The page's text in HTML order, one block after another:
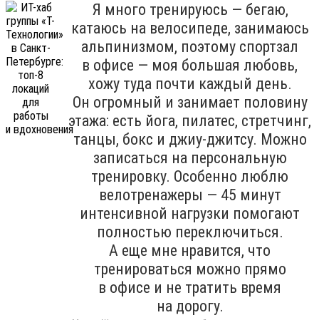
Я много тренируюсь — бегаю,
катаюсь на велосипеде, занимаюсь
альпинизмом, поэтому спортзал
в офисе — моя большая любовь,
хожу туда почти каждый день.
Он огромный и занимает половину
этажа: есть йога, пилатес, стретчинг,
танцы, бокс и джиу-джитсу. Можно
записаться на персональную
тренировку. Особенно люблю
велотренажеры — 45 минут
интенсивной нагрузки помогают
полностью переключиться.
А еще мне нравится, что
тренироваться можно прямо
в офисе и не тратить время
на дорогу.